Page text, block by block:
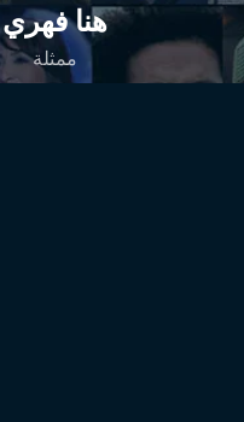
هنا فهري
ممثلة